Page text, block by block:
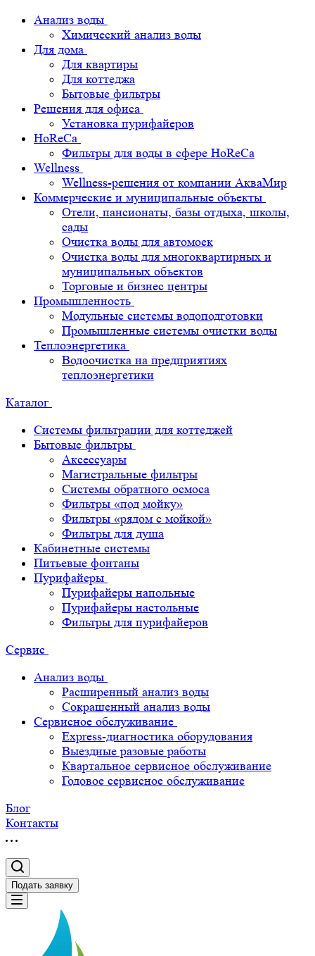
Анализ воды
Химический анализ воды
Для дома
Для квартиры
Для коттеджа
Бытовые фильтры
Решения для офиса
Установка пурифайеров
HoReCa
Фильтры для воды в сфере HoReCa
Wellness
Wellness-решения от компании АкваМир
Коммерческие и муниципальные объекты
Отели, пансионаты, базы отдыха, школы,
сады
Очистка воды для автомоек
Очистка воды для многоквартирных и
муниципальных объектов
Торговые и бизнес центры
Промышленность
Модульные системы водоподготовки
Промышленные системы очистки воды
Теплоэнергетика
Водоочистка на предприятиях
теплоэнергетики
Каталог
Системы фильтрации для коттеджей
Бытовые фильтры
Аксессуары
Магистральные фильтры
Системы обратного осмоса
Фильтры «под мойку»
Фильтры «рядом с мойкой»
Фильтры для душа
Кабинетные системы
Питьевые фонтаны
Пурифайеры
Пурифайеры напольные
Пурифайеры настольные
Фильтры для пурифайеров
Сервис
Анализ воды
Расширенный анализ воды
Сокращенный анализ воды
Сервисное обслуживание
Express-диагностика оборудования
Выездные разовые работы
Квартальное сервисное обслуживание
Годовое сервисное обслуживание
Блог
Контакты
Подать заявку